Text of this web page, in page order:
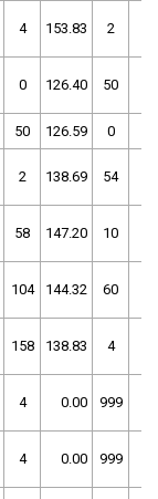
4 153.83 2
0 126.40 50
50 126.59 0
2 138.69 54
58 147.20 10
104 144.32 60
158 138.83 4
4 0.00 999
4 0.00 999